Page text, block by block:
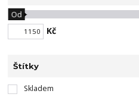
Kč
Od
Štítky
Skladem